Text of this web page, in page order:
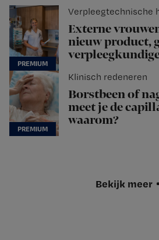
Verpleegtechnische
Externe
nieuw product,
Klinisch redeneren
Borstbeen of
meet je de
waarom?
Bekijk meer